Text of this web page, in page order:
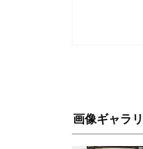
画像ギャラ